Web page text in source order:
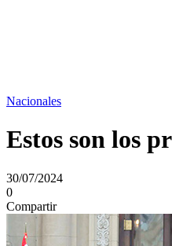
Nacionales
Estos son los
30/07/2024
0
Compartir